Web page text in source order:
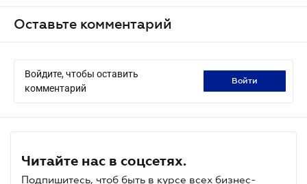
Оставьте комментарий
Войдите, чтобы оставить
комментарий
войти
Читайте нас в соцсетях.
Подпишитесь, чтоб быть в курсе всех бизнес-